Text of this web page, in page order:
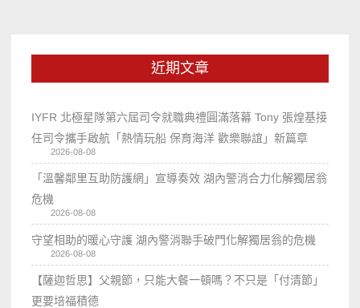
近期文章
IYFR 北極星隊第六屆司令就職典禮圓滿落幕 Tony 張煌基接
任司令攜手啟航「熱情玩船 保育海洋 歡樂聯誼」新篇章
2026-08-08
「溫馨鄰里互助防護網」宣導奏效 湖內警消合力化解獨居翁
危機
2026-08-08
守望相助的暖心守護 湖內警消聯手破門化解獨居翁的危機
2026-08-08
【薩迦哲思】父親節，只能大餐一頓嗎？不只是「付清節」
更要培福積德